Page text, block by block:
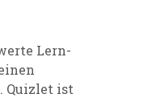
Lern-
. Quizlet ist